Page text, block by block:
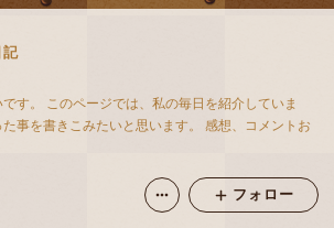
す。 このページでは、私の毎日を紹介していま
事を書きこみたいと思います。 感想、コメントお
フォロー